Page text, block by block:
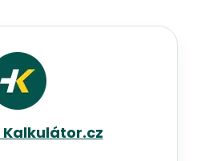
Kalkulátor.cz